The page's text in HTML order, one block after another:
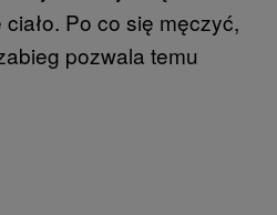
Po co się męczyć,
pozwala temu